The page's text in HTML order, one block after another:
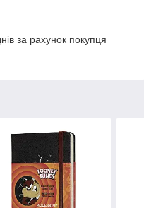
за рахунок покупця